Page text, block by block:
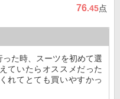
76.45点
た時、スーツを初めて選
ていたらオススメだった
れてとても買いやすかっ